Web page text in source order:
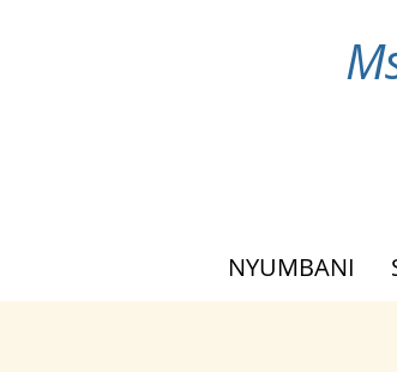
NYUMBANI